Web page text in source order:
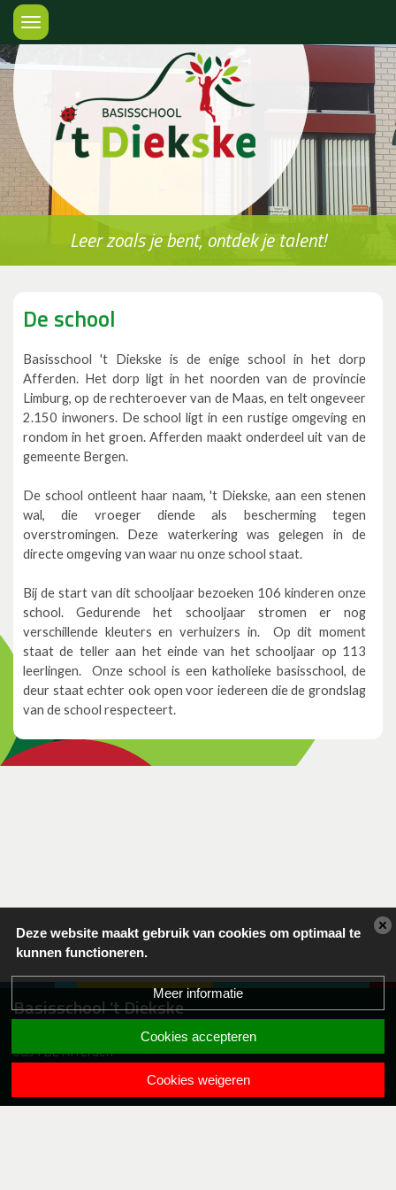
Toggle
navigation
Leer zoals je bent, ontdek je talent!
De school
Basisschool 't Diekske is de enige school in het dorp
Afferden. Het dorp ligt in het noorden van de provincie
Limburg, op de rechteroever van de Maas, en telt ongeveer
2.150 inwoners. De school ligt in een rustige omgeving en
rondom in het groen. Afferden maakt onderdeel uit van de
gemeente Bergen.
De school ontleent haar naam, 't Diekske, aan een stenen
wal, die vroeger diende als bescherming tegen
overstromingen. Deze waterkering was gelegen in de
directe omgeving van waar nu onze school staat.
Bij de start van dit schooljaar bezoeken 106 kinderen onze
school. Gedurende het schooljaar stromen er nog
verschillende kleuters en verhuizers in. Op dit moment
staat de teller aan het einde van het schooljaar op 113
leerlingen. Onze school is een katholieke basisschool, de
deur staat echter ook open voor iedereen die de grondslag
van de school respecteert.
Basisschool 't Diekske
5851 BE Afferden
0485-531411
info.diekske@lijn83po.nl
Deze website maakt gebruik van cookies om optimaal te
kunnen functioneren.
Meer informatie
Cookies accepteren
Cookies weigeren